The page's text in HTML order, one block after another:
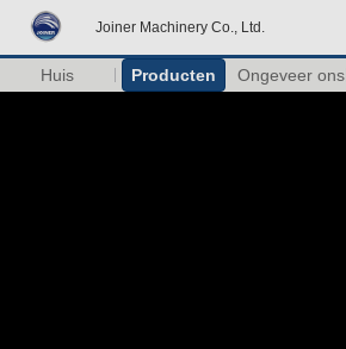
Joiner Machinery Co., Ltd.
Huis Producten Ongeveer ons